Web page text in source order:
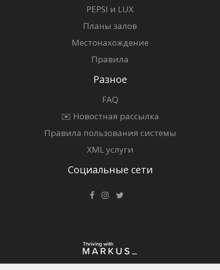
PEPSI и LUX
Планы залов
Местонахождение
Правила
Разное
FAQ
✉️ Новостная рассылка
Правила пользования системы
XML услуги
Социальные сети